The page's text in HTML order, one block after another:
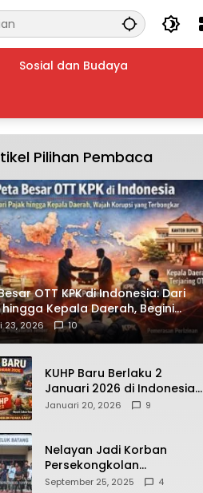
Sosial dan Budaya
Pilihan Pembaca
OTT KPK di Indonesia: Dari
hingga Kepala Daerah, Begini
Korupsi yang Terbongkar
23, 2026 10
KUHP Baru Berlaku 2
Januari 2026 di Indonesia,
Apa Dampaknya bagi
Dipahami Publik
Januari 20, 2026 9
Nelayan Jadi Korban
Persekongkolan
Penyelewengan BBM
September 25, 2025 4